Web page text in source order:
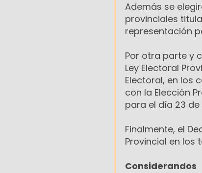
Además se
provinciales
representación
Por otra parte y
Ley Electoral
Electoral, en los
con la Elección
para el día 23 de
Finalmente, el
Provincial en los
Considerandos